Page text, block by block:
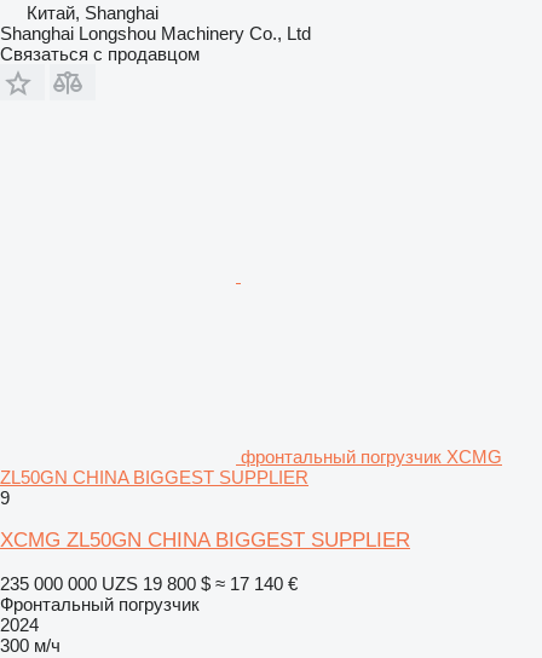
Китай, Shanghai
Shanghai Longshou Machinery Co., Ltd
Связаться с продавцом
фронтальный погрузчик XCMG
ZL50GN CHINA BIGGEST SUPPLIER
9
XCMG ZL50GN CHINA BIGGEST SUPPLIER
235 000 000 UZS 19 800 $ ≈ 17 140 €
Фронтальный погрузчик
2024
300 м/ч